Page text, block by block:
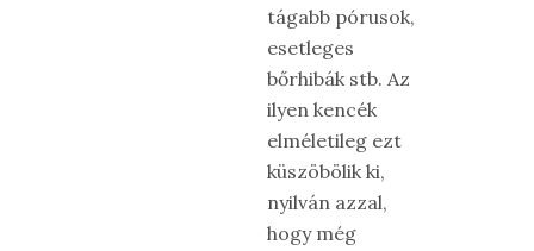
tágabb pórusok,
esetleges
bőrhibák stb. Az
ilyen kencék
elméletileg ezt
küszöbölik ki,
nyilván azzal,
hogy még